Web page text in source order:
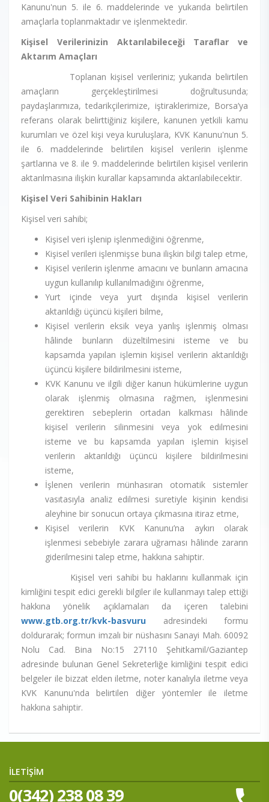
Kanunu'nun 5. ile 6. maddelerinde ve yukarıda belirtilen
amaçlarla toplanmaktadır ve işlenmektedir.
Kişisel Verilerinizin Aktarılabileceği Taraflar ve
Aktarım Amaçları
Toplanan kişisel verileriniz; yukarıda belirtilen
amaçların gerçekleştirilmesi doğrultusunda;
paydaşlarımıza, tedarikçilerimize, iştiraklerimize, Borsa’ya
referans olarak belirttiğiniz kişilere, kanunen yetkili kamu
kurumları ve özel kişi veya kuruluşlara, KVK Kanunu'nun 5.
ile 6. maddelerinde belirtilen kişisel verilerin işlenme
şartlarına ve 8. ile 9. maddelerinde belirtilen kişisel verilerin
aktarılmasına ilişkin kurallar kapsamında aktarılabilecektir.
Kişisel Veri Sahibinin Hakları
Kişisel veri sahibi;
Kişisel veri işlenip işlenmediğini öğrenme,
Kişisel verileri işlenmişse buna ilişkin bilgi talep etme,
Kişisel verilerin işlenme amacını ve bunların amacına
uygun kullanılıp kullanılmadığını öğrenme,
Yurt içinde veya yurt dışında kişisel verilerin
aktarıldığı üçüncü kişileri bilme,
Kişisel verilerin eksik veya yanlış işlenmiş olması
hâlinde bunların düzeltilmesini isteme ve bu
kapsamda yapılan işlemin kişisel verilerin aktarıldığı
üçüncü kişilere bildirilmesini isteme,
KVK Kanunu ve ilgili diğer kanun hükümlerine uygun
olarak işlenmiş olmasına rağmen, işlenmesini
gerektiren sebeplerin ortadan kalkması hâlinde
kişisel verilerin silinmesini veya yok edilmesini
isteme ve bu kapsamda yapılan işlemin kişisel
verilerin aktarıldığı üçüncü kişilere bildirilmesini
isteme,
İşlenen verilerin münhasıran otomatik sistemler
vasıtasıyla analiz edilmesi suretiyle kişinin kendisi
aleyhine bir sonucun ortaya çıkmasına itiraz etme,
Kişisel verilerin KVK Kanunu’na aykırı olarak
işlenmesi sebebiyle zarara uğraması hâlinde zararın
giderilmesini talep etme, hakkına sahiptir.
Kişisel veri sahibi bu haklarını kullanmak için
kimliğini tespit edici gerekli bilgiler ile kullanmayı talep ettiği
hakkına yönelik açıklamaları da içeren talebini
www.gtb.org.tr/kvk-basvuru adresindeki formu
doldurarak; formun imzalı bir nüshasını Sanayi Mah. 60092
Nolu Cad. Bina No:15 27110 Şehitkamil/Gaziantep
adresinde bulunan Genel Sekreterliğe kimliğini tespit edici
belgeler ile bizzat elden iletme, noter kanalıyla iletme veya
KVK Kanunu'nda belirtilen diğer yöntemler ile iletme
hakkına sahiptir.
İLETİŞİM
0(342) 238 08 39